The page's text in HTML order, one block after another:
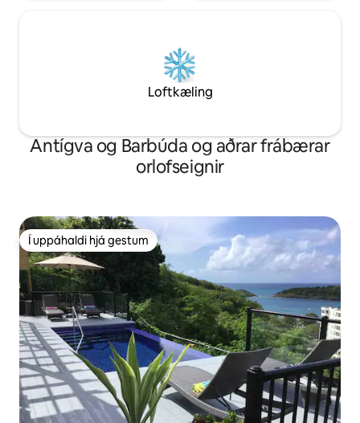
Loftkæling
Antígva og Barbúda og aðrar frábærar
orlofseignir
Í uppáhaldi hjá gestum
Í uppáhaldi hjá gestum